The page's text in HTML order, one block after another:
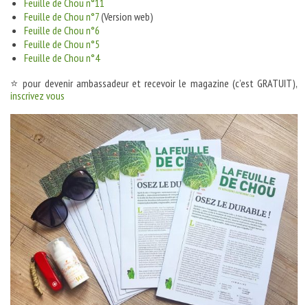
Feuille de Chou n°7(Version web)
Feuille de Chou n°6
Feuille de Chou n°5
Feuille de Chou n°4
⭐️ pour devenir ambassadeur et recevoir le magazine (c’est GRATUIT),
inscrivez vous